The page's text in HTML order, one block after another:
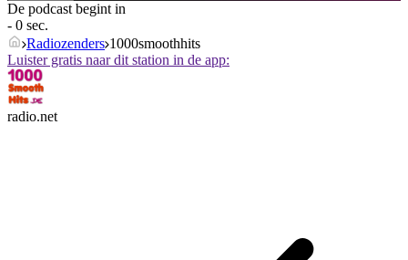
De podcast begint in
- 0 sec.
Radiozenders 1000smoothhits
Luister gratis naar dit station in de app:
radio.net